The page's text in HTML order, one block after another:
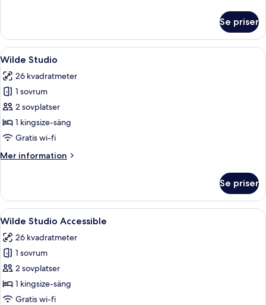
Studio
Twin
Se priser
Öppna
alla
foton
för
Wilde
Studio
Ett modernt hotellrum med en stor
12
Wilde Studio
26 kvadratmeter
1 sovrum
2 sovplatser
1 kingsize-säng
Gratis wi-fi
Mer information
Mer
Studio
Se priser
Öppna
alla
foton
för
Wilde
Studio
Accessible
Ett modernt sovrum med en stor
10
Wilde Studio Accessible
26 kvadratmeter
1 sovrum
2 sovplatser
1 kingsize-säng
Gratis wi-fi